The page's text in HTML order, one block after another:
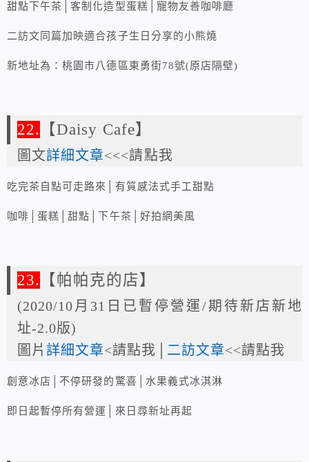
甜點下午茶│客制化造型蛋糕│寵物友善咖啡廳
二訪文同篇加映適合孩子生日分享的小熊燒
新地址為：桃園市八德區東勇街78號(原店隔壁)
22. 【Daisy Cafe】
圖文詳細文章<<<請點我
吃完茶自點可走路來│有質感法式手工甜點
咖啡│蛋糕│甜點│下午茶│好拍網美風
23. 【帕帕克的店】
(2020/10月31日已暫停營運/期待新店新地
址-2.0版)
圖片詳細文章<請點我│ 二訪文章<<請點我
創意冰店│不停研發的驚喜│水果義式冰淇淋
即日起暫停所有營運│來日尋新址再起